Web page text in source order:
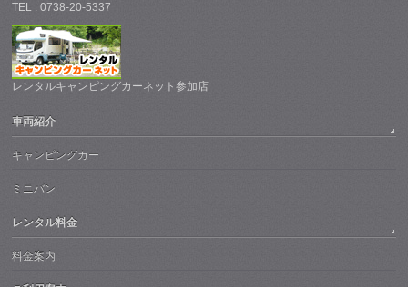
TEL : 0738-20-5337
レンタルキャンピングカーネット参加店
車両紹介
キャンピングカー
ミニバン
レンタル料金
料金案内